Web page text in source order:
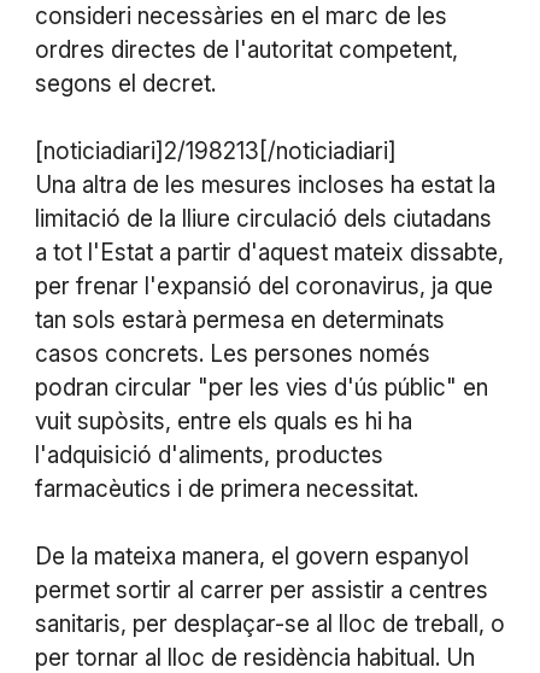
consideri necessàries en el marc de les
ordres directes de l'autoritat competent,
segons el decret.
[noticiadiari]2/198213[/noticiadiari]
Una altra de les mesures incloses ha estat la
limitació de la lliure circulació dels ciutadans
a tot l'Estat a partir d'aquest mateix dissabte,
per frenar l'expansió del coronavirus, ja que
tan sols estarà permesa en determinats
casos concrets. Les persones només
podran circular "per les vies d'ús públic" en
vuit supòsits, entre els quals es hi ha
l'adquisició d'aliments, productes
farmacèutics i de primera necessitat.
De la mateixa manera, el govern espanyol
permet sortir al carrer per assistir a centres
sanitaris, per desplaçar-se al lloc de treball, o
per tornar al lloc de residència habitual. Un